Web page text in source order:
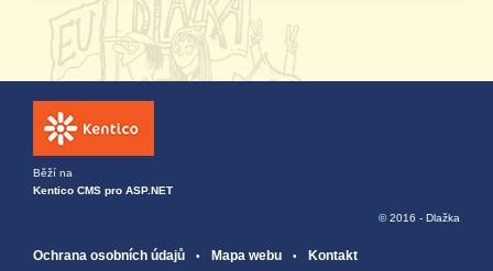
Běží na
Kentico CMS pro ASP.NET
© 2016 - Dlažka
Ochrana osobních údajů Mapa webu Kontakt